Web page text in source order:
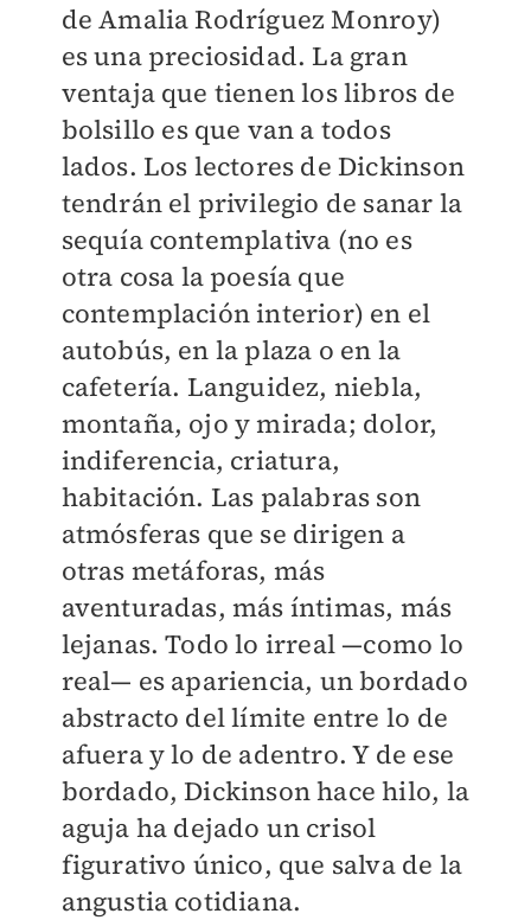
de Amalia Rodríguez Monroy)
es una preciosidad. La gran
ventaja que tienen los libros de
bolsillo es que van a todos
lados. Los lectores de Dickinson
tendrán el privilegio de sanar la
sequía contemplativa (no es
otra cosa la poesía que
contemplación interior) en el
autobús, en la plaza o en la
cafetería. Languidez, niebla,
montaña, ojo y mirada; dolor,
indiferencia, criatura,
habitación. Las palabras son
atmósferas que se dirigen a
otras metáforas, más
aventuradas, más íntimas, más
lejanas. Todo lo irreal —como lo
real— es apariencia, un bordado
abstracto del límite entre lo de
afuera y lo de adentro. Y de ese
bordado, Dickinson hace hilo, la
aguja ha dejado un crisol
figurativo único, que salva de la
angustia cotidiana.